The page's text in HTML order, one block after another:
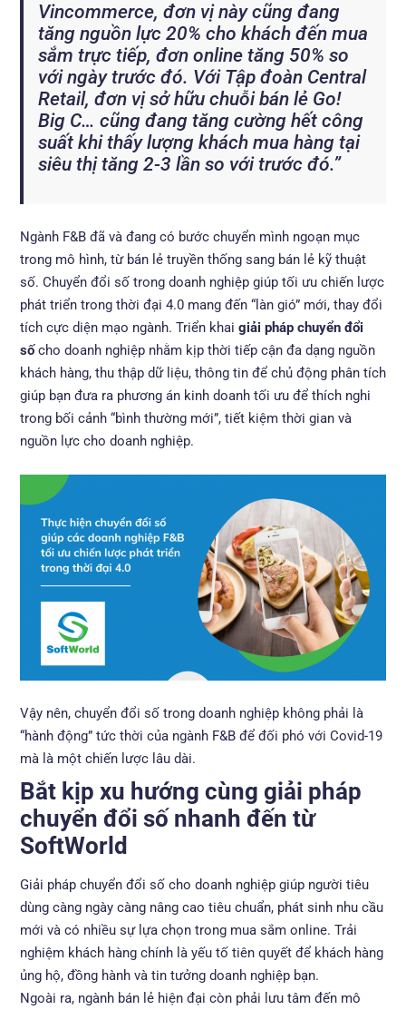
Vincommerce, đơn vị này cũng đang
tăng nguồn lực 20% cho khách đến mua
sắm trực tiếp, đơn online tăng 50% so
với ngày trước đó. Với Tập đoàn Central
Retail, đơn vị sở hữu chuỗi bán lẻ Go!
Big C… cũng đang tăng cường hết công
suất khi thấy lượng khách mua hàng tại
siêu thị tăng 2-3 lần so với trước đó.”
Ngành F&B đã và đang có bước chuyển mình ngoạn mục
trong mô hình, từ bán lẻ truyền thống sang bán lẻ kỹ thuật
số. Chuyển đổi số trong doanh nghiệp giúp tối ưu chiến lược
phát triển trong thời đại 4.0 mang đến “làn gió” mới, thay đổi
tích cực diện mạo ngành. Triển khai giải pháp chuyển đổi
sốcho doanh nghiệp nhằm kịp thời tiếp cận đa dạng nguồn
khách hàng, thu thập dữ liệu, thông tin để chủ động phân tích
giúp bạn đưa ra phương án kinh doanh tối ưu để thích nghi
trong bối cảnh “bình thường mới”, tiết kiệm thời gian và
nguồn lực cho doanh nghiệp.
Vậy nên, chuyển đổi số trong doanh nghiệp không phải là
“hành động” tức thời của ngành F&B để đối phó với Covid-19
mà là một chiến lược lâu dài.
Bắt kịp xu hướng cùng giải pháp
chuyển đổi số nhanh đến từ
SoftWorld
Giải pháp chuyển đổi số cho doanh nghiệp giúp người tiêu
dùng càng ngày càng nâng cao tiêu chuẩn, phát sinh nhu cầu
mới và có nhiều sự lựa chọn trong mua sắm online. Trải
nghiệm khách hàng chính là yếu tố tiên quyết để khách hàng
ủng hộ, đồng hành và tin tưởng doanh nghiệp bạn.
Ngoài ra, ngành bán lẻ hiện đại còn phải lưu tâm đến mô